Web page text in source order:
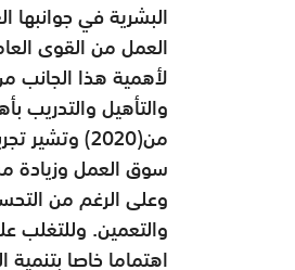
البشرية في جوانبها
العمل من القوى
لأهمية هذا الجانب
والتأهيل والتدريب
من(2020)
سوق العمل وزيادة
وعلى الرغم من
اهتماما خاصا